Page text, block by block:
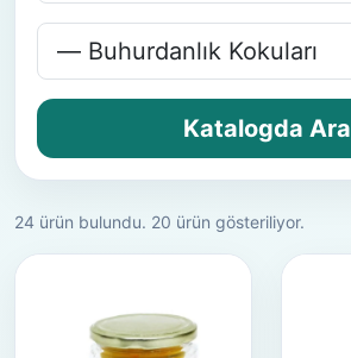
Katalogda Ara
24 ürün bulundu. 20 ürün gösteriliyor.